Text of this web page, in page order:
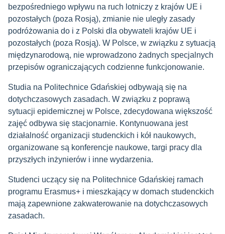
bezpośredniego wpływu na ruch lotniczy z krajów UE i
pozostałych (poza Rosją), zmianie nie uległy zasady
podróżowania do i z Polski dla obywateli krajów UE i
pozostałych (poza Rosją). W Polsce, w związku z sytuacją
międzynarodową, nie wprowadzono żadnych specjalnych
przepisów ograniczających codzienne funkcjonowanie.
Studia na Politechnice Gdańskiej odbywają się na
dotychczasowych zasadach. W związku z poprawą
sytuacji epidemicznej w Polsce, zdecydowana większość
zajęć odbywa się stacjonarnie. Kontynuowana jest
działalność organizacji studenckich i kół naukowych,
organizowane są konferencje naukowe, targi pracy dla
przyszłych inżynierów i inne wydarzenia.
Studenci uczący się na Politechnice Gdańskiej ramach
programu Erasmus+ i mieszkający w domach studenckich
mają zapewnione zakwaterowanie na dotychczasowych
zasadach.